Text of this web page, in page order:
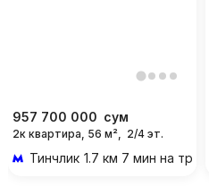
957 700 000 сум
2к квартира, 56 м², 2/4 эт.
Тинчлик 1.7 км 7 мин на